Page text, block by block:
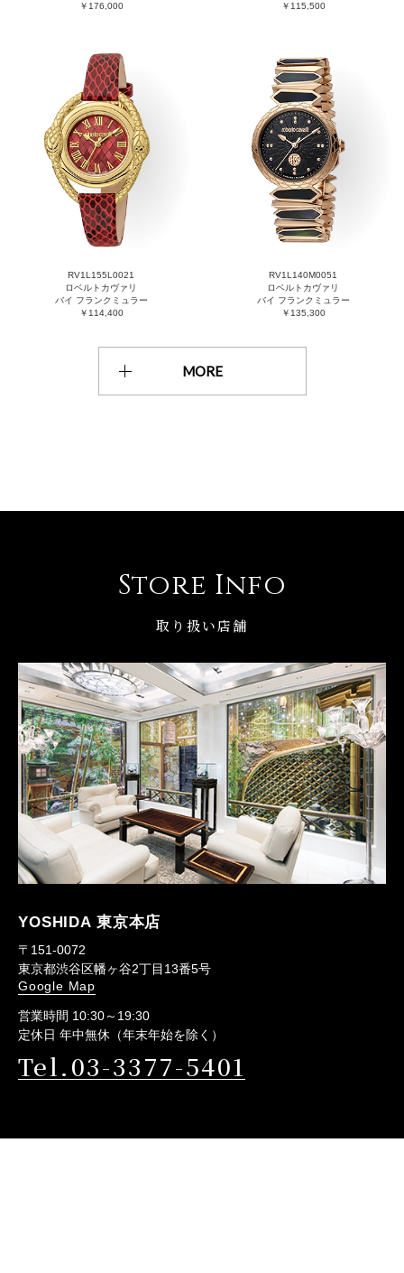
￥176,000 ￥115,500
RV1L155L0021
ロベルトカヴァリ
バイ フランクミュラー
￥114,400
RV1L140M0051
ロベルトカヴァリ
バイ フランクミュラー
￥135,300
MORE
Store Info
取り扱い店舗
YOSHIDA 東京本店
〒151-0072
東京都渋谷区幡ヶ谷2丁目13番5号
Google Map
営業時間 10:30～19:30
定休日 年中無休（年末年始を除く）
Tel.03-3377-5401